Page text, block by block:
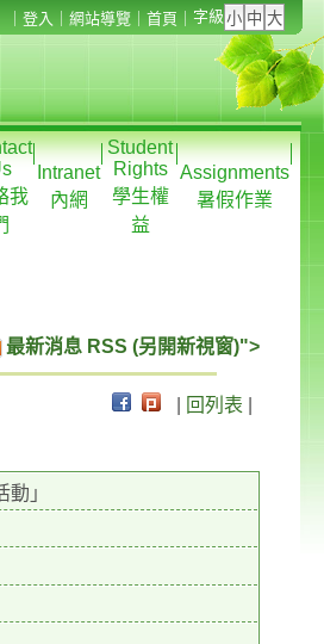
登入 網站導覽 首頁 字級
我
Intranet
內網
Student
Rights
學生權
益
Assignments
暑假作業
最新消息 RSS (另開新視窗)">
回列表
」